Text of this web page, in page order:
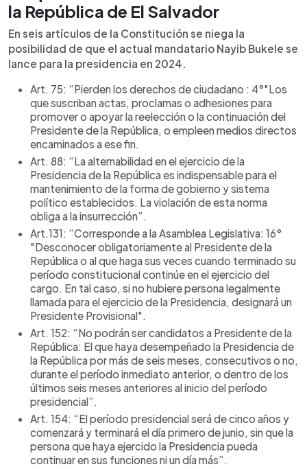
la República de El Salvador
En seis artículos de la Constitución se niega la
posibilidad de que el actual mandatario Nayib Bukele se
lance para la presidencia en 2024.
Art. 75: “Pierden los derechos de ciudadano : 4°"Los
que suscriban actas, proclamas o adhesiones para
promover o apoyar la reelección o la continuación del
Presidente de la República, o empleen medios directos
encaminados a ese fin.
Art. 88: “La alternabilidad en el ejercicio de la
Presidencia de la República es indispensable para el
mantenimiento de la forma de gobierno y sistema
político establecidos. La violación de esta norma
obliga a la insurrección”.
Art.131: “Corresponde a la Asamblea Legislativa: 16°
"Desconocer obligatoriamente al Presidente de la
República o al que haga sus veces cuando terminado su
período constitucional continúe en el ejercicio del
cargo. En tal caso, si no hubiere persona legalmente
llamada para el ejercicio de la Presidencia, designará un
Presidente Provisional".
Art. 152: “No podrán ser candidatos a Presidente de la
República: El que haya desempeñado la Presidencia de
la República por más de seis meses, consecutivos o no,
durante el período inmediato anterior, o dentro de los
últimos seis meses anteriores al inicio del período
presidencial”.
Art. 154: “El período presidencial será de cinco años y
comenzará y terminará el día primero de junio, sin que la
persona que haya ejercido la Presidencia pueda
continuar en sus funciones ni un día más”.